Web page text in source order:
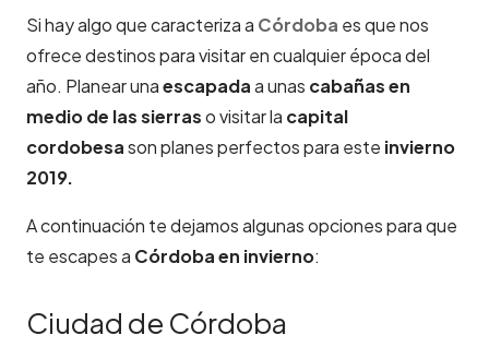
Si hay algo que caracteriza a Córdoba es que nos
ofrece destinos para visitar en cualquier época del
año. Planear unaescapadaa unas cabañas en
medio de las sierraso visitar la capital
cordobesason planes perfectos para este invierno
2019.
A continuación te dejamos algunas opciones para que
te escapes a Córdoba en invierno:
Ciudad de Córdoba